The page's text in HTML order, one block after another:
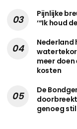
Pijnlijke
‘“Ik houd
Nederland
meer doen
kosten
De
genoeg stil